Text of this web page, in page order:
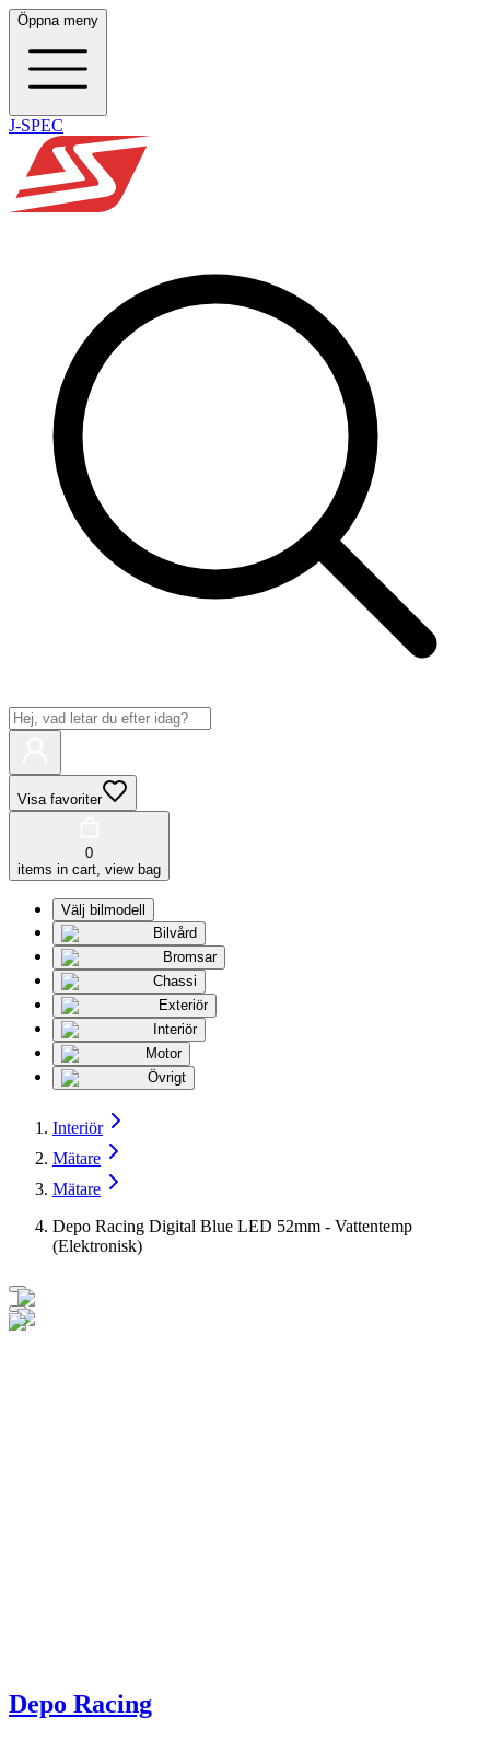
Öppna meny
J-SPEC
Visa favoriter
0
items in cart, view bag
Välj bilmodell
Bilvård
Bromsar
Chassi
Exteriör
Interiör
Motor
Övrigt
Interiör
Mätare
Mätare
Depo Racing Digital Blue LED 52mm - Vattentemp
(Elektronisk)
Depo Racing